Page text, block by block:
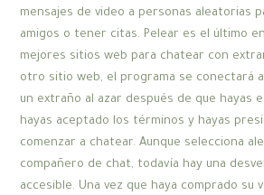
mensajes de video a personas aleatorias
amigos o tener citas. Pelear es el último
mejores sitios web para chatear con
otro sitio web, el programa se conectará
un extraño al azar después de que hayas
hayas aceptado los términos y hayas
comenzar a chatear. Aunque selecciona
compañero de chat, todavía hay una
accesible. Una vez que haya comprado su